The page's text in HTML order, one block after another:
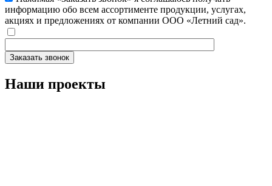
информацию обо всем ассортименте продукции, услугах,
акциях и предложениях от компании ООО «Летний сад».
Заказать звонок
Наши проекты